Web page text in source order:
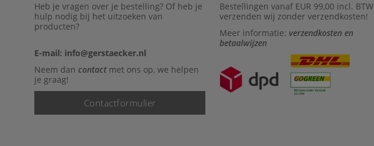
Heb je vragen over je bestelling? Of heb je
hulp nodig bij het uitzoeken van
producten?
E-mail: info@gerstaecker.nl
Neem dan contactmet ons op, we helpen
je graag!
Contactformulier
Bestellingen vanaf EUR 99,00 incl. BTW
verzenden wij zonder verzendkosten!
Meer informatie: verzendkosten en
betaalwijzen